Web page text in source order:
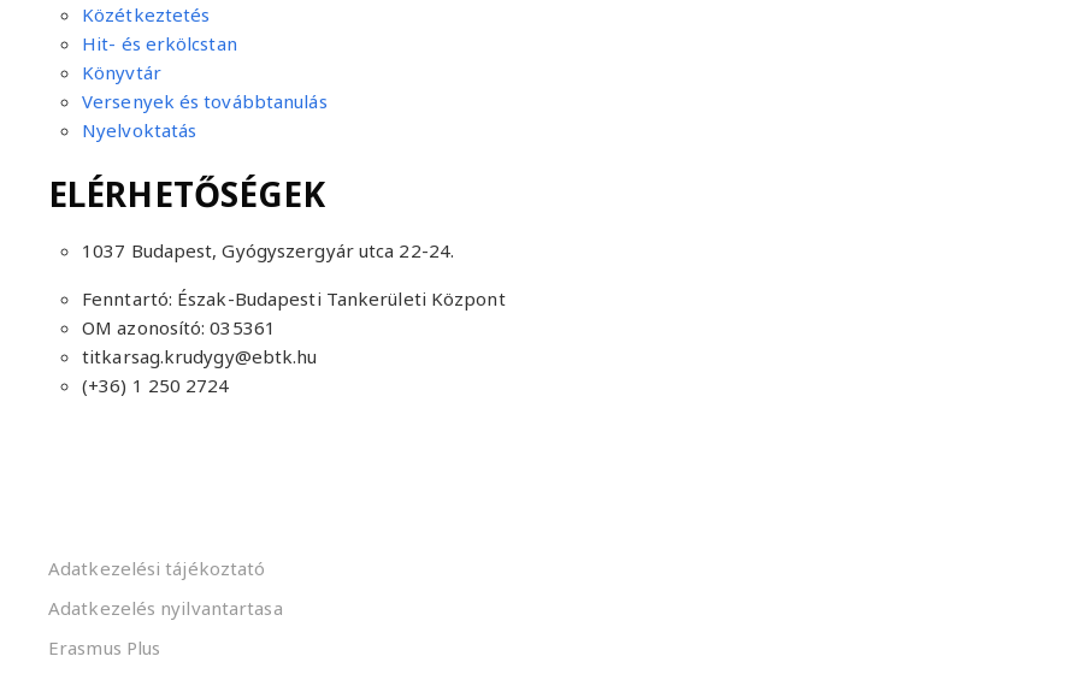
Közétkeztetés
Hit- és erkölcstan
Könyvtár
Versenyek és továbbtanulás
Nyelvoktatás
ELÉRHETŐSÉGEK
1037 Budapest, Gyógyszergyár utca 22-24.
Fenntartó: Észak-Budapesti Tankerületi Központ
OM azonosító: 035361
titkarsag.krudygy@ebtk.hu
(+36) 1 250 2724​
Adatkezelési tájékoztató
Adatkezelés nyilvantartasa
Erasmus Plus